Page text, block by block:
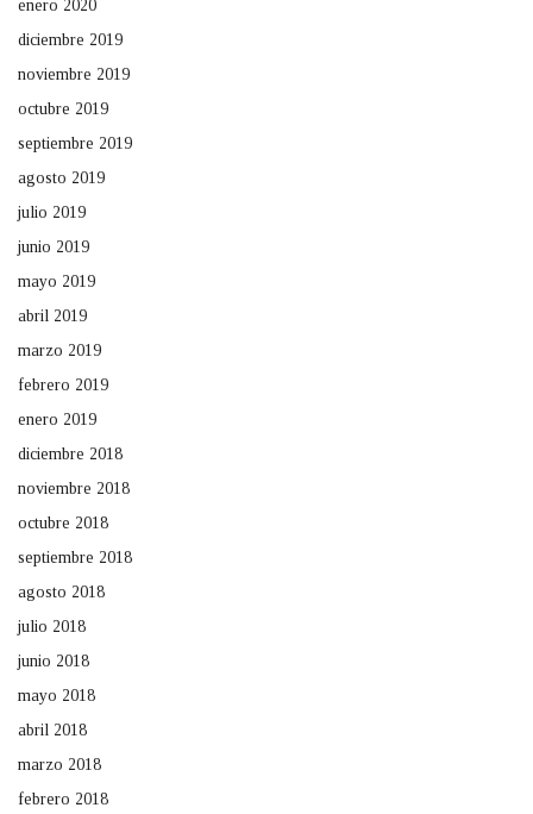
enero 2020
diciembre 2019
noviembre 2019
octubre 2019
septiembre 2019
agosto 2019
julio 2019
junio 2019
mayo 2019
abril 2019
marzo 2019
febrero 2019
enero 2019
diciembre 2018
noviembre 2018
octubre 2018
septiembre 2018
agosto 2018
julio 2018
junio 2018
mayo 2018
abril 2018
marzo 2018
febrero 2018